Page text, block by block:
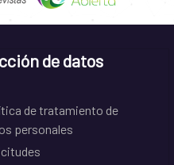
de datos
de tratamiento de
personales